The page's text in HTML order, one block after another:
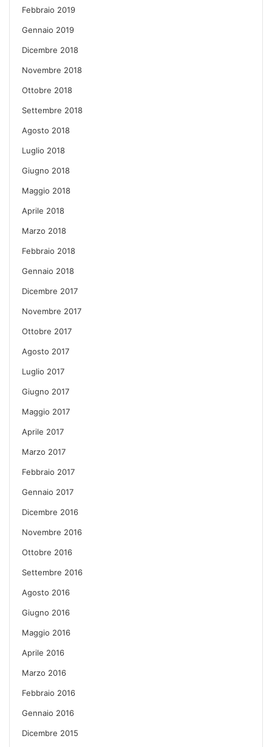
Febbraio 2019
Gennaio 2019
Dicembre 2018
Novembre 2018
Ottobre 2018
Settembre 2018
Agosto 2018
Luglio 2018
Giugno 2018
Maggio 2018
Aprile 2018
Marzo 2018
Febbraio 2018
Gennaio 2018
Dicembre 2017
Novembre 2017
Ottobre 2017
Agosto 2017
Luglio 2017
Giugno 2017
Maggio 2017
Aprile 2017
Marzo 2017
Febbraio 2017
Gennaio 2017
Dicembre 2016
Novembre 2016
Ottobre 2016
Settembre 2016
Agosto 2016
Giugno 2016
Maggio 2016
Aprile 2016
Marzo 2016
Febbraio 2016
Gennaio 2016
Dicembre 2015